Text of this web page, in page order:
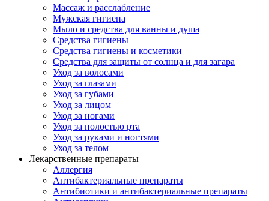
Массаж и расслабление
Мужская гигиена
Мыло и средства для ванны и душа
Средства гигиены
Средства гигиены и косметики
Средства для защиты от солнца и для загара
Уход за волосами
Уход за глазами
Уход за губами
Уход за лицом
Уход за ногами
Уход за полостью рта
Уход за руками и ногтями
Уход за телом
Лекарственные препараты
Аллергия
Антибактериальные препараты
Антибиотики и антибактериальные препараты